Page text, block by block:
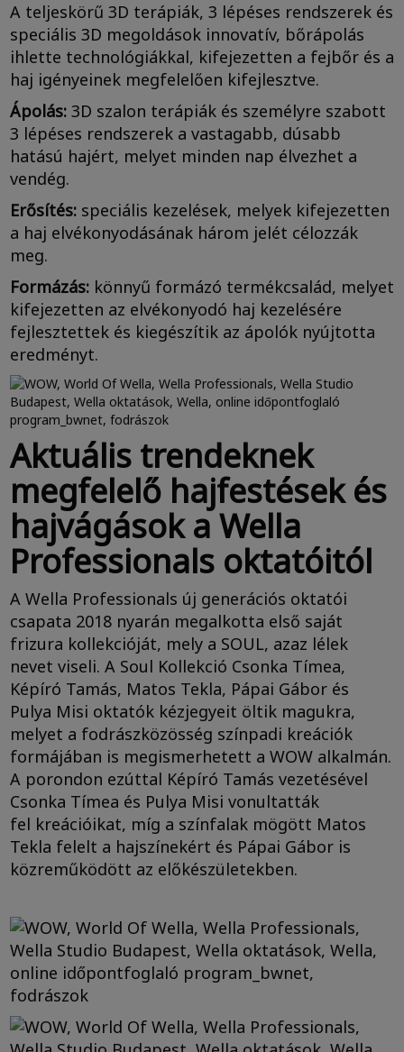
A teljeskörű 3D terápiák, 3 lépéses rendszerek és
speciális 3D megoldások innovatív, bőrápolás
ihlette technológiákkal, kifejezetten a fejbőr és a
haj igényeinek megfelelően kifejlesztve.
Ápolás: 3D szalon terápiák és személyre szabott
3 lépéses rendszerek a vastagabb, dúsabb
hatású hajért, melyet minden nap élvezhet a
vendég.
Erősítés: speciális kezelések, melyek kifejezetten
a haj elvékonyodásának három jelét célozzák
meg.
Formázás: könnyű formázó termékcsalád, melyet
kifejezetten az elvékonyodó haj kezelésére
fejlesztettek és kiegészítik az ápolók nyújtotta
eredményt.
Aktuális trendeknek
megfelelő hajfestések és
hajvágások a Wella
Professionals oktatóitól
A Wella Professionals új generációs oktatói
csapata 2018 nyarán megalkotta első saját
frizura kollekcióját, mely a SOUL, azaz lélek
nevet viseli. A Soul Kollekció Csonka Tímea,
Képíró Tamás, Matos Tekla, Pápai Gábor és
Pulya Misi oktatók kézjegyeit öltik magukra,
melyet a fodrászközösség színpadi kreációk
formájában is megismerhetett a WOW alkalmán.
A porondon ezúttal Képíró Tamás vezetésével
Csonka Tímea és Pulya Misi vonultatták
fel kreációikat, míg a színfalak mögött Matos
Tekla felelt a hajszínekért és Pápai Gábor is
közreműködött az előkészületekben.